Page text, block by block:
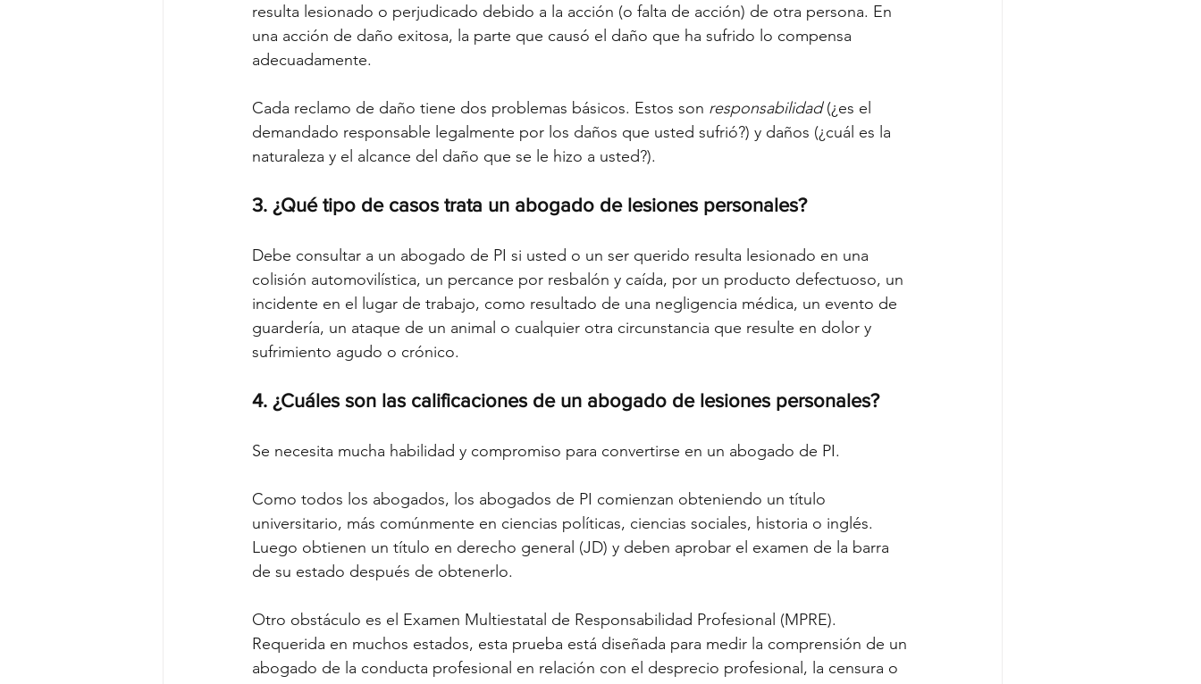
resulta lesionado o perjudicado debido a la acción (o falta de acción) de otra persona. En
una acción de daño exitosa, la parte que causó el daño que ha sufrido lo compensa
adecuadamente.
Cada reclamo de daño tiene dos problemas básicos. Estos son responsabilidad (¿es el
demandado responsable legalmente por los daños que usted sufrió?) y daños (¿cuál es la
naturaleza y el alcance del daño que se le hizo a usted?).
3. ¿Qué tipo de casos trata un abogado de lesiones personales?
Debe consultar a un abogado de PI si usted o un ser querido resulta lesionado en una
colisión automovilística, un percance por resbalón y caída, por un producto defectuoso, un
incidente en el lugar de trabajo, como resultado de una negligencia médica, un evento de
guardería, un ataque de un animal o cualquier otra circunstancia que resulte en dolor y
sufrimiento agudo o crónico.
4. ¿Cuáles son las calificaciones de un abogado de lesiones personales?
Se necesita mucha habilidad y compromiso para convertirse en un abogado de PI.
Como todos los abogados, los abogados de PI comienzan obteniendo un título
universitario, más comúnmente en ciencias políticas, ciencias sociales, historia o inglés.
Luego obtienen un título en derecho general (JD) y deben aprobar el examen de la barra
de su estado después de obtenerlo.
Otro obstáculo es el Examen Multiestatal de Responsabilidad Profesional (MPRE).
Requerida en muchos estados, esta prueba está diseñada para medir la comprensión de un
abogado de la conducta profesional en relación con el desprecio profesional, la censura o